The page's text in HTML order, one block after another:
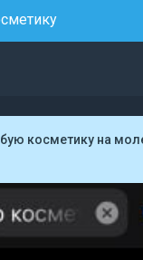
косметику на